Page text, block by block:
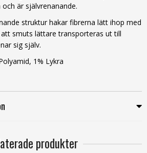
är självrenanande.
struktur hakar fibrerna lätt ihop med
smuts lättare transporteras ut till
sig själv.
1% Lykra
produkter